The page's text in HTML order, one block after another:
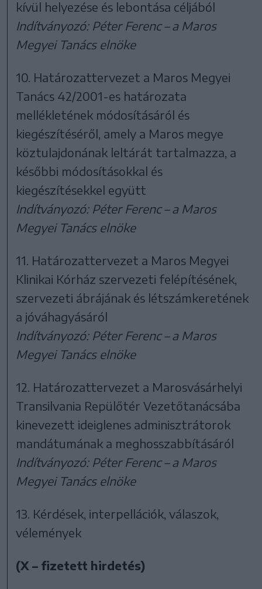
kívül helyezése és lebontása céljából
Indítványozó: Péter Ferenc – a Maros
Megyei Tanács elnöke
10. Határozattervezet a Maros Megyei
Tanács 42/2001-es határozata
mellékletének módosításáról és
kiegészítéséről, amely a Maros megye
köztulajdonának leltárát tartalmazza, a
későbbi módosításokkal és
kiegészítésekkel együtt
Indítványozó: Péter Ferenc – a Maros
Megyei Tanács elnöke
11. Határozattervezet a Maros Megyei
Klinikai Kórház szervezeti felépítésének,
szervezeti ábrájának és létszámkeretének
a jóváhagyásáról
Indítványozó: Péter Ferenc – a Maros
Megyei Tanács elnöke
12. Határozattervezet a Marosvásárhelyi
Transilvania Repülőtér Vezetőtanácsába
kinevezett ideiglenes adminisztrátorok
mandátumának a meghosszabbításáról
Indítványozó: Péter Ferenc – a Maros
Megyei Tanács elnöke
13. Kérdések, interpellációk, válaszok,
vélemények
(X – fizetett hirdetés)